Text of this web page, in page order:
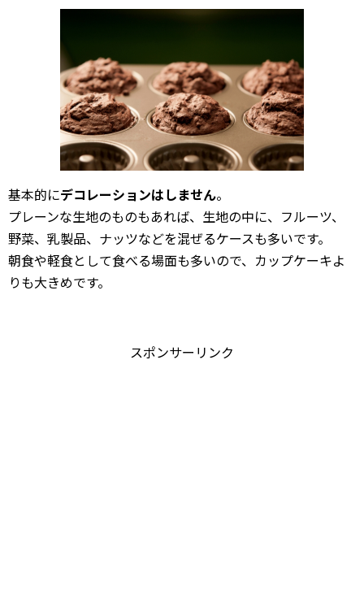
基本的にデコレーションはしません。
プレーンな生地のものもあれば、生地の中に、フルーツ、
野菜、乳製品、ナッツなどを混ぜるケースも多いです。
朝食や軽食として食べる場面も多いので、カップケーキよ
りも大きめです。
スポンサーリンク